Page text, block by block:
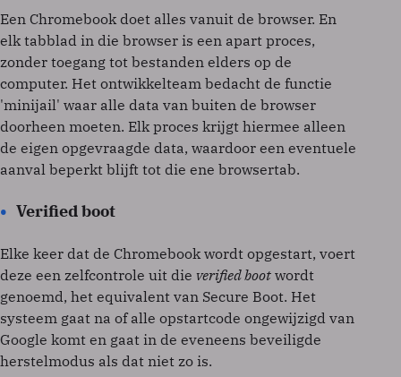
Een Chromebook doet alles vanuit de browser. En
elk tabblad in die browser is een apart proces,
zonder toegang tot bestanden elders op de
computer. Het ontwikkelteam bedacht de functie
'minijail' waar alle data van buiten de browser
doorheen moeten. Elk proces krijgt hiermee alleen
de eigen opgevraagde data, waardoor een eventuele
aanval beperkt blijft tot die ene browsertab.
Verified boot
Elke keer dat de Chromebook wordt opgestart, voert
deze een zelfcontrole uit die verified boot wordt
genoemd, het equivalent van Secure Boot. Het
systeem gaat na of alle opstartcode ongewijzigd van
Google komt en gaat in de eveneens beveiligde
herstelmodus als dat niet zo is.